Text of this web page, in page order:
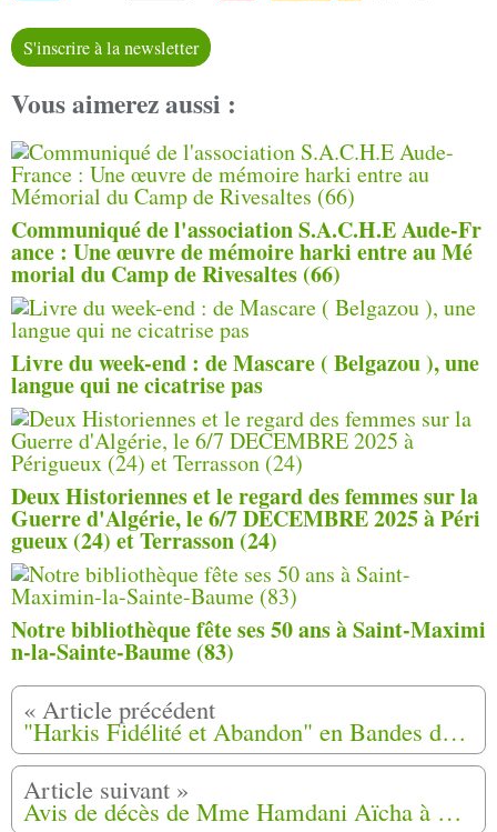
S'inscrire à la newsletter
Vous aimerez aussi :
Communiqué de l'association S.A.C.H.E Aude-Fr
ance : Une œuvre de mémoire harki entre au Mé
morial du Camp de Rivesaltes (66)
Livre du week-end : de Mascare ( Belgazou ), une
langue qui ne cicatrise pas
Deux Historiennes et le regard des femmes sur la
Guerre d'Algérie, le 6/7 DECEMBRE 2025 à Péri
gueux (24) et Terrasson (24)
Notre bibliothèque fête ses 50 ans à Saint-Maximi
n-la-Sainte-Baume (83)
"Harkis Fidélité et Abandon" en Bandes dessinées
Avis de décès de Mme Hamdani Aïcha à Cucuron (84)